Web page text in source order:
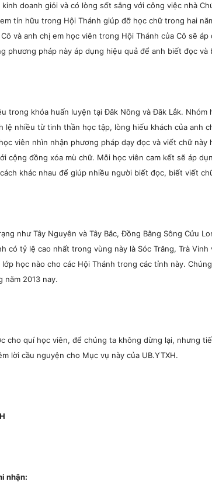
doanh giỏi và có lòng sốt sắng với công việc nhà
tín hữu trong Hội Thánh giúp đỡ học chữ trong hai
và anh chị em học viên trong Hội Thánh của Cô sẽ
phương pháp này áp dụng hiệu quả để anh biết đọc và
trong khóa huấn luyện tại Đăk Nông và Đăk Lắk. Nhóm
lệ nhiều từ tinh thần học tập, lòng hiếu khách của anh
viên nhìn nhận phương pháp dạy đọc và viết chữ
cộng đồng xóa mù chữ. Mỗi học viên cam kết sẽ áp
khác nhau để giúp nhiều người biết đọc, biết viết
như Tây Nguyên và Tây Bắc, Đồng Bằng Sông Cửu
có tỷ lệ cao nhất trong vùng này là Sóc Trăng, Trà Vinh
học nào cho các Hội Thánh trong các tỉnh này.
năm 2013 nay.
cho quí học viên, để chúng ta không dừng lại, nhưng
lời cầu nguyện cho Mục vụ này của UB.YTXH.
nhận: